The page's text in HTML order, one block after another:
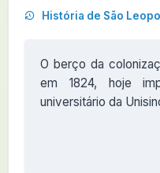
História de São
O berço da
em 1824, hoje
universitário da